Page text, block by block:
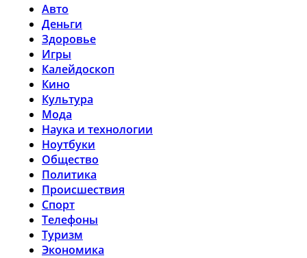
Авто
Деньги
Здоровье
Игры
Калейдоскоп
Кино
Культура
Мода
Наука и технологии
Ноутбуки
Общество
Политика
Происшествия
Спорт
Телефоны
Туризм
Экономика